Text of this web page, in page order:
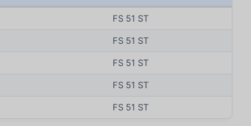
FS 51 ST
FS 51 ST
FS 51 ST
FS 51 ST
FS 51 ST